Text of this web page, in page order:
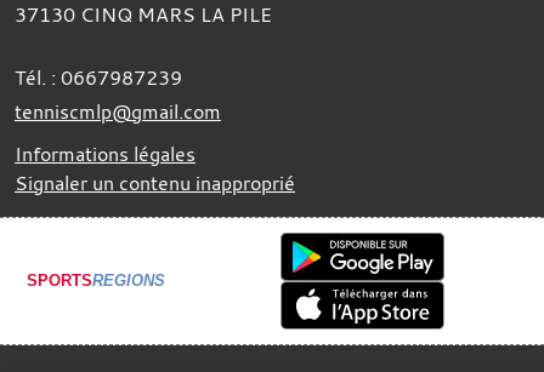
37130 CINQ MARS LA PILE
Tél. : 0667987239
tenniscmlp@gmail.com
Informations légales
Signaler un contenu inapproprié
SPORTSREGIONS